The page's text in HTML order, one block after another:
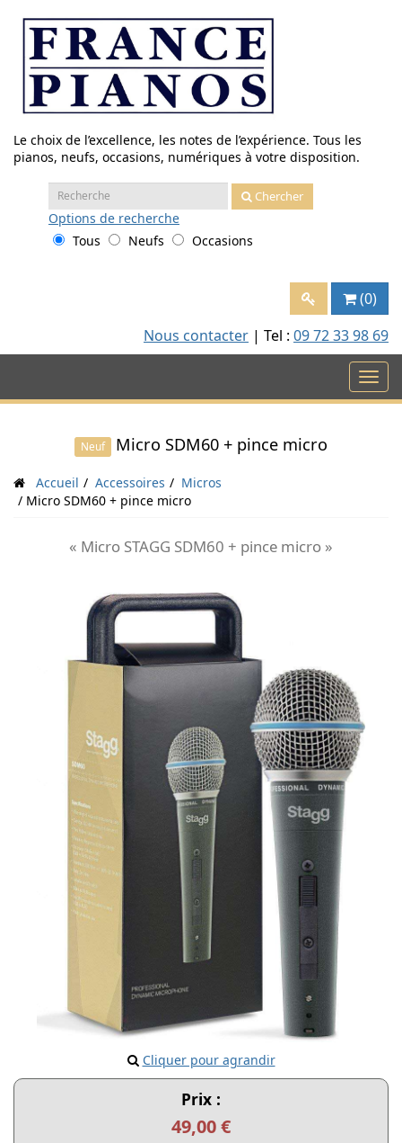
contenu
Le choix de l’excellence, les notes de l’expérience. Tous les
pianos, neufs, occasions, numériques à votre disposition.
Recherche
:
Chercher
Options de recherche
Tous
Neufs Occasions
(0)
Nous contacter | Tel : 09 72 33 98 69
Neuf Micro SDM60 + pince micro
Accueil Accessoires
Micros
Micro SDM60 + pince micro
« Micro STAGG SDM60 + pince micro »
Cliquer pour agrandir
Prix :
49,00 €